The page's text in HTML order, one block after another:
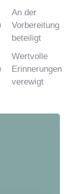
An der
Vorbereitung
beteiligt
Wertvolle
Erinnerungen
verewigt